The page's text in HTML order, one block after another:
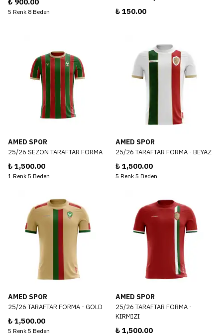
5 Renk 8 Beden ₺ 150.00
AMED SPOR
25/26 SEZON TARAFTAR FORMA
₺ 1,500.00
1 Renk 5 Beden
AMED SPOR
25/26 TARAFTAR FORMA - BEYAZ
₺ 1,500.00
5 Renk 5 Beden
AMED SPOR
25/26 TARAFTAR FORMA - GOLD
₺ 1,500.00
5 Renk 5 Beden
AMED SPOR
25/26 TARAFTAR FORMA -
KIRMIZI
₺ 1,500.00